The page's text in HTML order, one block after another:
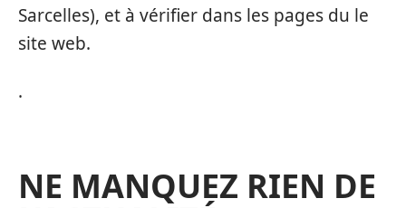
Sarcelles), et à vérifier dans les pages du le
site web.
.
NE MANQUEZ RIEN DE